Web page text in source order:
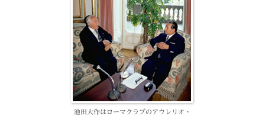
池田大作はローマクラブのアウレリオ・